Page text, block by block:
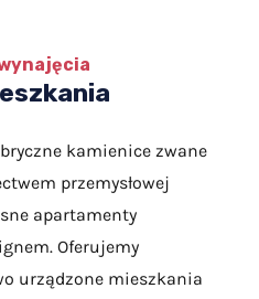
kamienice zwane
przemysłowej
apartamenty
Oferujemy
urządzone mieszkania